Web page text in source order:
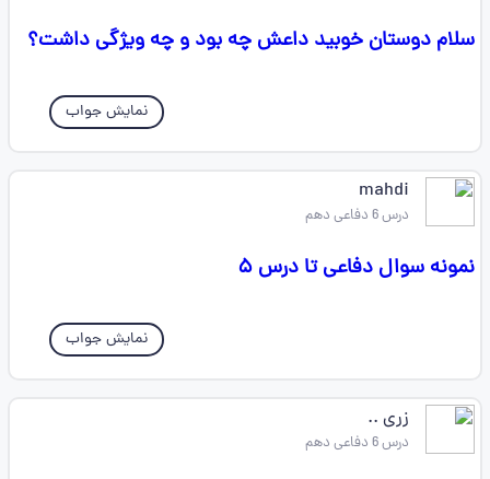
سلام دوستان خوبید داعش چه بود و چه ویژگی داشت؟
نمایش جواب
mahdi
درس 6 دفاعی دهم
نمونه سوال دفاعی تا درس ۵
نمایش جواب
زری ..
درس 6 دفاعی دهم